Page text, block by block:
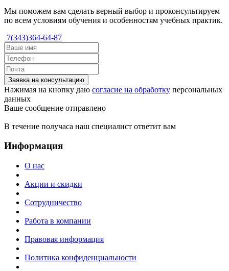
Мы поможем вам сделать верный выбор и проконсультируем
по всем условиям обучения и особенностям учебных практик.
7(343)364-64-87
Заявка на консультацию
Нажимая на кнопку даю согласие на обработку персональных
данных
Ваше сообщение отправлено
В течение получаса наш специалист ответит вам
Информация
О нас
Акции и скидки
Сотрудничество
Работа в компании
Правовая информация
Политика конфиденциальности